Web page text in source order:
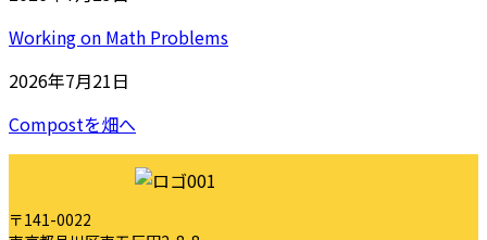
Working on Math Problems
2026年7月21日
Compostを畑へ
〒141-0022